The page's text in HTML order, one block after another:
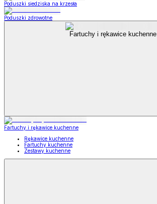
Poduszki siedziska na krzesła
Poduszki zdrowotne
Fartuchy i rękawice kuchenne
Fartuchy i rękawice kuchenne
Rękawice kuchenne
Fartuchy kuchenne
Zestawy kuchenne